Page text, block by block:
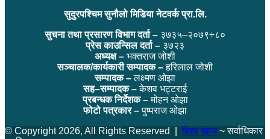
सुदुरपश्चिम सुनौलो मिडिया नेटवर्क प्रा.लि.
सुचना तथा प्रसारण विभाग दर्ता – ३७३५–२०७९÷८०
प्रेस काउन्सिल दर्ता – ३७२३
अध्यक्ष – भक्तराज जोशी
सञ्चालक/कार्यकारी सम्पादक –हरिलाल जोशी
सम्पादक –लक्ष्मण ओझा
सह–सम्पादक –केशव भट्टराई
प्रबन्धक निर्देशक –मोहन ओझा
फोटो पत्रकार –पुष्पराज ओझा
© Copyright 2026, All Rights Reserved | विश्व खोज~ सर्वाधिकार